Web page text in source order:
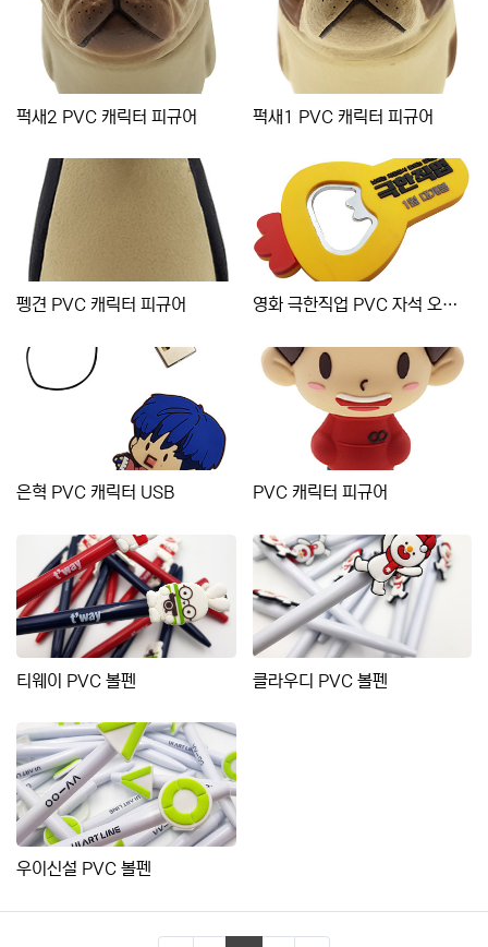
퍽새2 PVC 캐릭터 피규어 퍽새1 PVC 캐릭터 피규어
펭견 PVC 캐릭터 피규어 영화 극한직업 PVC 자석 오프너
은혁 PVC 캐릭터 USB PVC 캐릭터 피규어
티웨이 PVC 볼펜 클라우디 PVC 볼펜
우이신설 PVC 볼펜